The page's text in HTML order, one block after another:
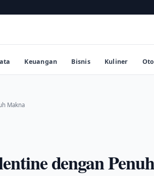
Keuangan Bisnis Kuliner
Makna
dengan